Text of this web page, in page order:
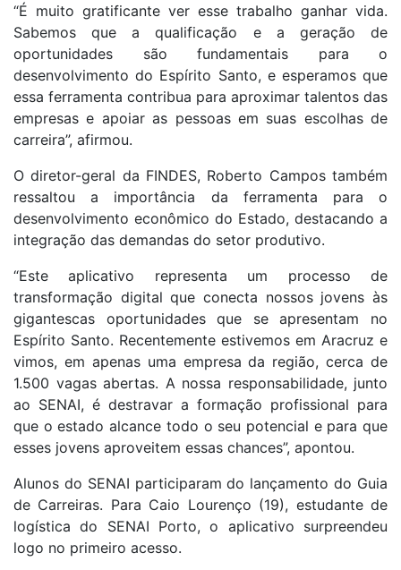
“É muito gratificante ver esse trabalho ganhar vida.
Sabemos que a qualificação e a geração de
oportunidades são fundamentais para o
desenvolvimento do Espírito Santo, e esperamos que
essa ferramenta contribua para aproximar talentos das
empresas e apoiar as pessoas em suas escolhas de
carreira”, afirmou.
O diretor-geral da FINDES, Roberto Campos também
ressaltou a importância da ferramenta para o
desenvolvimento econômico do Estado, destacando a
integração das demandas do setor produtivo.
“Este aplicativo representa um processo de
transformação digital que conecta nossos jovens às
gigantescas oportunidades que se apresentam no
Espírito Santo. Recentemente estivemos em Aracruz e
vimos, em apenas uma empresa da região, cerca de
1.500 vagas abertas. A nossa responsabilidade, junto
ao SENAI, é destravar a formação profissional para
que o estado alcance todo o seu potencial e para que
esses jovens aproveitem essas chances”, apontou.
Alunos do SENAI participaram do lançamento do Guia
de Carreiras. Para Caio Lourenço (19), estudante de
logística do SENAI Porto, o aplicativo surpreendeu
logo no primeiro acesso.